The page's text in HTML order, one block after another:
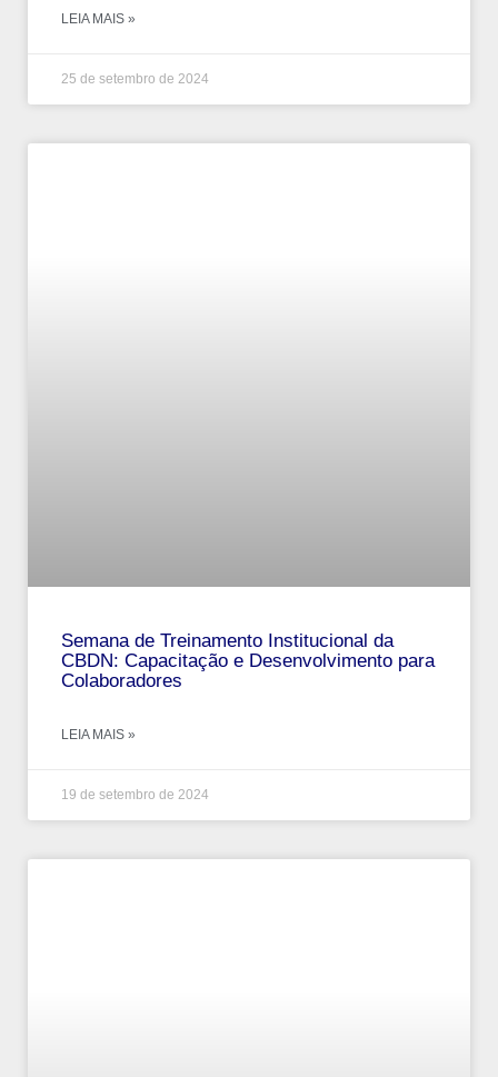
LEIA MAIS »
25 de setembro de 2024
Semana de Treinamento Institucional da
CBDN: Capacitação e Desenvolvimento para
Colaboradores
LEIA MAIS »
19 de setembro de 2024